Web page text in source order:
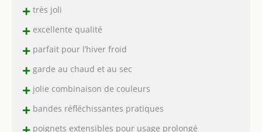
+très joli
+excellente qualité
+parfait pour l’hiver froid
+garde au chaud et au sec
+jolie combinaison de couleurs
+bandes réfléchissantes pratiques
poignets extensibles pour usage prolongé